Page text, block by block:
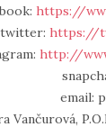
https://
twitter: https://
http://
email:
Vančurová,